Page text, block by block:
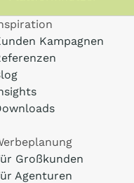
Kampagnen
Großkunden
Agenturen